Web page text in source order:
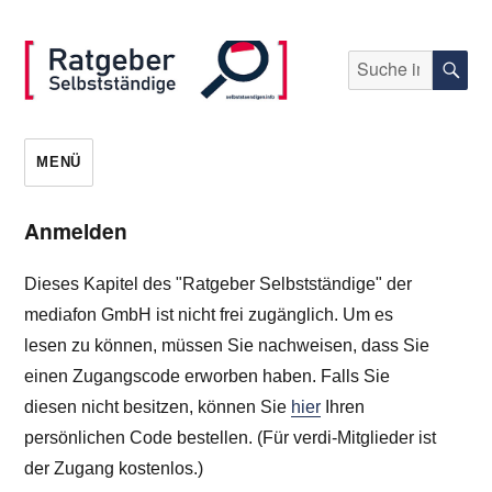
selbststaendigen.info
Suche
nach:
MENÜ
Anmelden
Dieses Kapitel des "Ratgeber Selbstständige" der
mediafon GmbH ist nicht frei zugänglich. Um es
lesen zu können, müssen Sie nachweisen, dass Sie
einen Zugangscode erworben haben. Falls Sie
diesen nicht besitzen, können Sie hier Ihren
persönlichen Code bestellen. (Für verdi-Mitglieder ist
der Zugang kostenlos.)